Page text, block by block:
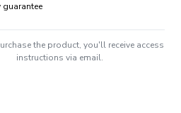
guarantee
the product, you'll receive access
instructions via email.